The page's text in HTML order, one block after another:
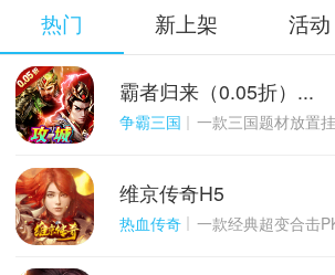
热门 新上架 活动
千百度h5
游戏
霸者归来（0.05折）...
争霸三国 一款三国题材放置挂机与战争策略结合
千百度h5
游戏
维京传奇H5
热血传奇 一款经典超变合击